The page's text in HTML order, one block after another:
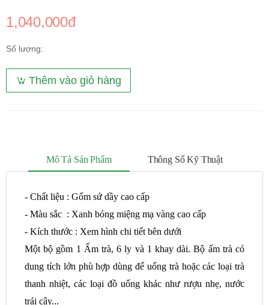
1,040,000đ
Số lượng:
Thêm vào giỏ hàng
Mô Tả Sản Phẩm Thông Số Kỹ Thuật
- Chất liệu : Gốm sứ dầy cao cấp
- Màu sắc : Xanh bóng miệng mạ vàng cao cấp
- Kích thước : Xem hình chi tiết bên dưới
Một bộ gồm 1 Ấm trà, 6 ly và 1 khay dài. Bộ ấm trà có
dung tích lớn phù hợp dùng để uống trà hoặc các loại trà
thanh nhiệt, các loại đồ uống khác như rượu nhẹ, nước
trái cây...